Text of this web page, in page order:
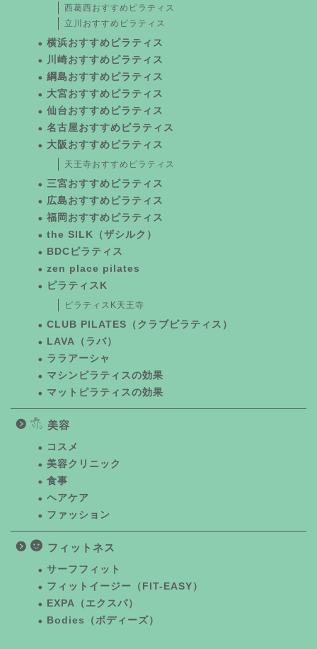
西葛西おすすめピラティス
立川おすすめピラティス
横浜おすすめピラティス
川崎おすすめピラティス
綱島おすすめピラティス
大宮おすすめピラティス
仙台おすすめピラティス
名古屋おすすめピラティス
大阪おすすめピラティス
天王寺おすすめピラティス
三宮おすすめピラティス
広島おすすめピラティス
福岡おすすめピラティス
the SILK（ザシルク）
BDCピラティス
zen place pilates
ピラティスK
ピラティスK天王寺
CLUB PILATES（クラブピラティス）
LAVA（ラバ）
ララアーシャ
マシンピラティスの効果
マットピラティスの効果
美容
コスメ
美容クリニック
食事
ヘアケア
ファッション
フィットネス
サーフフィット
フィットイージー（FIT-EASY）
EXPA（エクスパ）
Bodies（ボディーズ）